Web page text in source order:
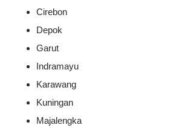
Cirebon
Depok
Garut
Indramayu
Karawang
Kuningan
Majalengka